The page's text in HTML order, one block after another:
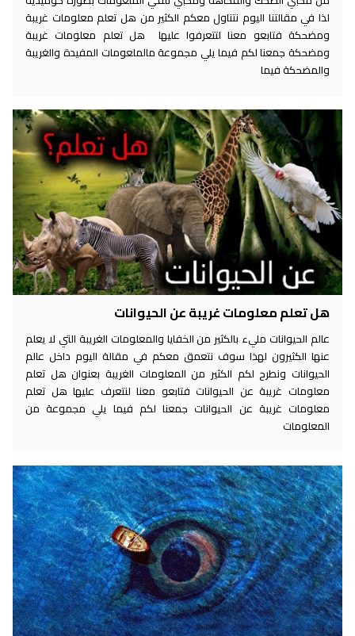
لذا في مقالتنا اليوم نتناول معكم الكثير من هل تعلم معلومات غريبة
ومضحكة فتابعو معنا لتتعرفوا عليها هل تعلم معلومات غريبة
ومضحكة جمعنا لكم فيما يلي مجموعة مالملعومات المفيدة والغريبة
والمضحكة فيما
هل تعلم معلومات غريبة عن الحيوانات
عالم الحيوانات مليء بالكثير من الخفايا والمعلومات الغريبة التي لا يعلم
عنها الكثيرون لهذا سوف نتعمق معكم في مقالة اليوم داخل عالم
الحيوانات ونطرح لكم الكثير من المعلومات الغريبة بعنوان هل تعلم
معلومات غريبة عن الحيوانات فتابعو معنا لنتعرف عليها هل تعلم
معلومات غريبة عن الحيوانات جمعنا لكم فيما يلي مجموعة من
المعلومات